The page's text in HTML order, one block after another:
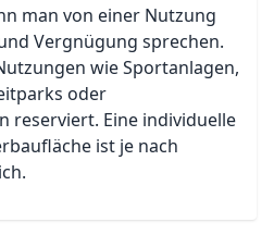
man von einer Nutzung
Vergnügung sprechen.
wie Sportanlagen,
oder
reserviert. Eine individuelle
ist je nach